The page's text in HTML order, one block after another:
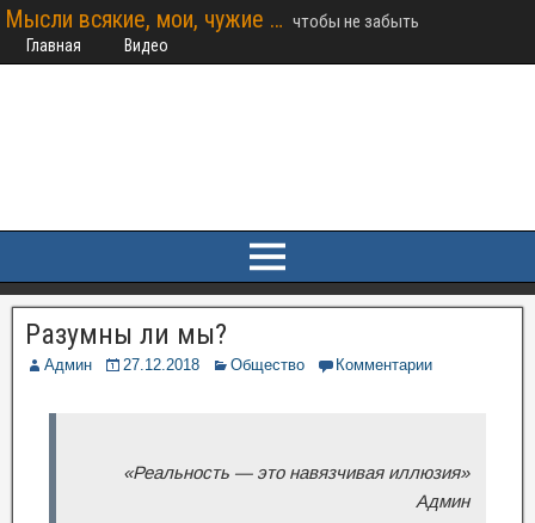
Мысли всякие, мои, чужие … чтобы не забыть
Главная Видео
Разумны ли мы?
Админ 27.12.2018 Общество Комментарии
«Реальность — это навязчивая иллюзия»
Админ